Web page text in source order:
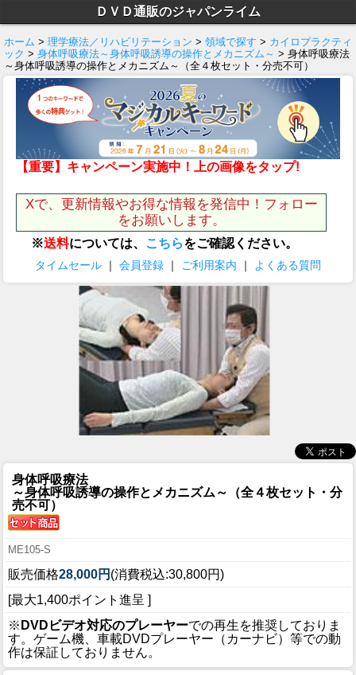
ＤＶＤ通販のジャパンライム
ホーム > 理学療法／リハビリテーション > 領域で探す > カイロプラクティ
ック > 身体呼吸療法～身体呼吸誘導の操作とメカニズム～ > 身体呼吸療法
～身体呼吸誘導の操作とメカニズム～（全４枚セット・分売不可）
【重要】キャンペーン実施中！上の画像をタップ!
Xで、更新情報やお得な情報を発信中！フォロー
をお願いします。
※送料については、 こちらをご確認ください。
タイムセール ｜ 会員登録 ｜ ご利用案内 ｜ よくある質問
身体呼吸療法
～身体呼吸誘導の操作とメカニズム～（全４枚セット・分
売不可）
ME105-S
販売価格28,000円 (消費税込:30,800円)
[最大1,400ポイント進呈 ]
※ DVDビデオ対応のプレーヤーでの再生を推奨しておりま
す。ゲーム機、車載DVDプレーヤー（カーナビ）等での動
作は保証しておりません。